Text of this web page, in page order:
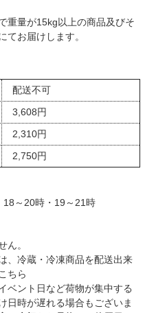
重量が15kg以上の商品及びそ
てお届けします。
配送不可
3,608円
2,310円
2,750円
～20時・19～21時
ん。
、冷蔵・冷凍商品を配送出来
こちら
ベント日など荷物が集中する
日時が遅れる場合もございま